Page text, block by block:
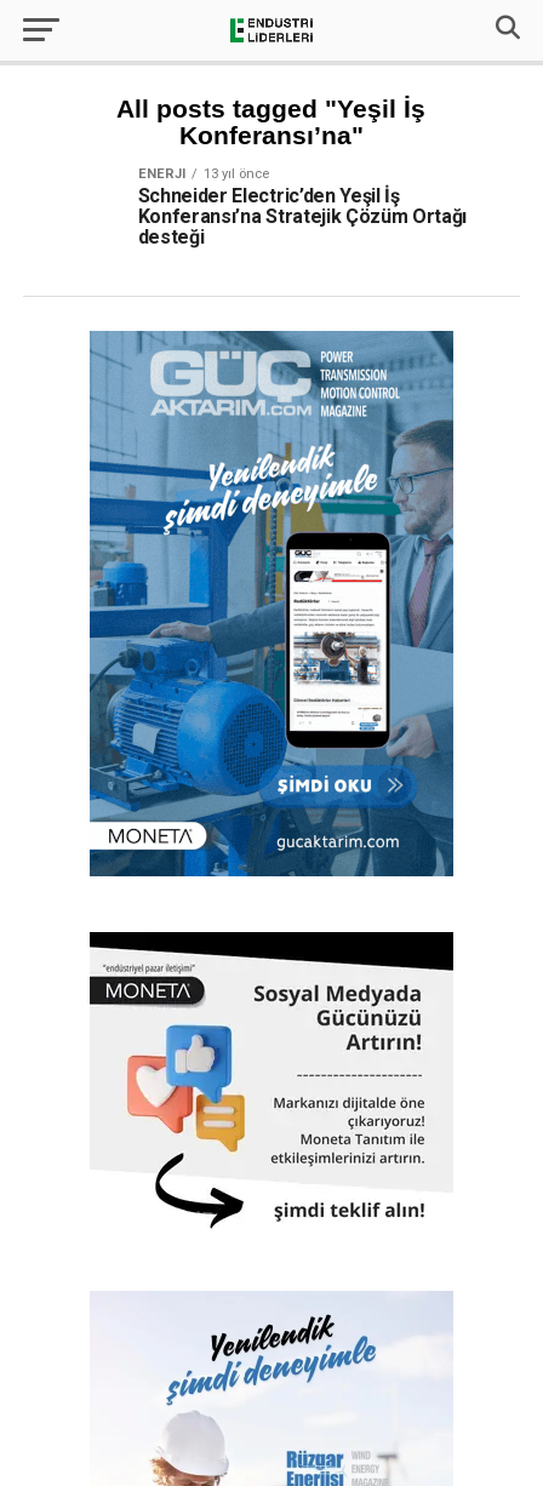
All posts tagged "Yeşil İş
Konferansı’na"
ENERJI 13 yıl önce
Schneider Electric’den Yeşil İş
Konferansı’na Stratejik Çözüm Ortağı
desteği